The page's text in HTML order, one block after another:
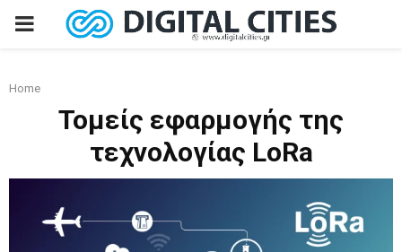
PRIMARY
Home
Τομείς εφαρμογής της
τεχνολογίας LoRa